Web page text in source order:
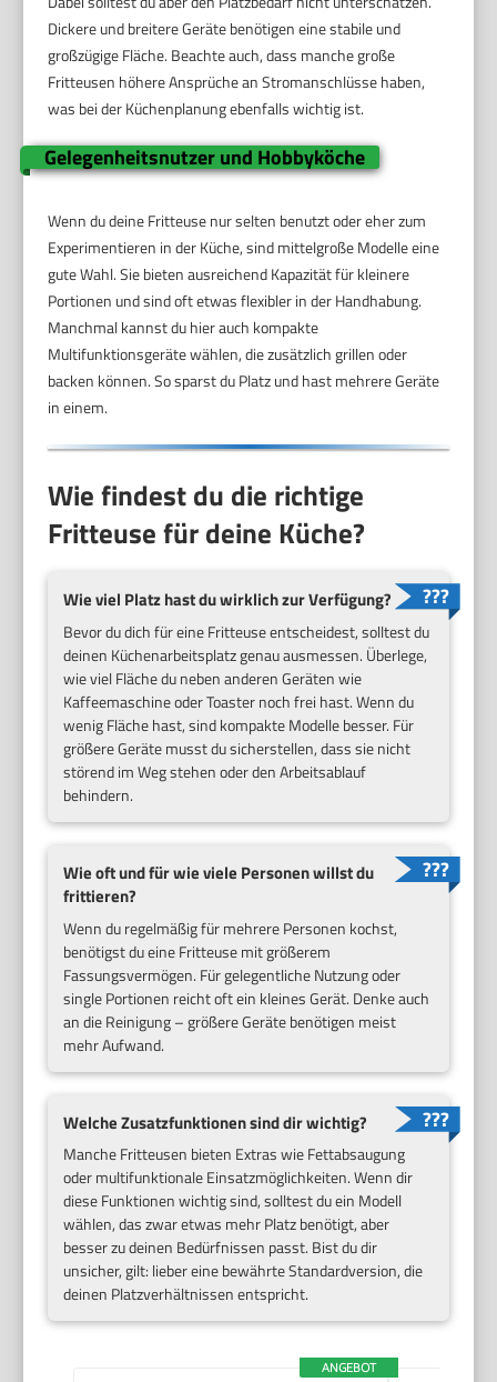
Dickere und breitere Geräte benötigen eine stabile und
großzügige Fläche. Beachte auch, dass manche große
Fritteusen höhere Ansprüche an Stromanschlüsse haben,
was bei der Küchenplanung ebenfalls wichtig ist.
Gelegenheitsnutzer und Hobbyköche
Wenn du deine Fritteuse nur selten benutzt oder eher zum
Experimentieren in der Küche, sind mittelgroße Modelle eine
gute Wahl. Sie bieten ausreichend Kapazität für kleinere
Portionen und sind oft etwas flexibler in der Handhabung.
Manchmal kannst du hier auch kompakte
Multifunktionsgeräte wählen, die zusätzlich grillen oder
backen können. So sparst du Platz und hast mehrere Geräte
in einem.
Wie findest du die richtige
Fritteuse für deine Küche?
Wie viel Platz hast du wirklich zur Verfügung?
Bevor du dich für eine Fritteuse entscheidest, solltest du
deinen Küchenarbeitsplatz genau ausmessen. Überlege,
wie viel Fläche du neben anderen Geräten wie
Kaffeemaschine oder Toaster noch frei hast. Wenn du
wenig Fläche hast, sind kompakte Modelle besser. Für
größere Geräte musst du sicherstellen, dass sie nicht
störend im Weg stehen oder den Arbeitsablauf
behindern.
Wie oft und für wie viele Personen willst du
frittieren?
Wenn du regelmäßig für mehrere Personen kochst,
benötigst du eine Fritteuse mit größerem
Fassungsvermögen. Für gelegentliche Nutzung oder
single Portionen reicht oft ein kleines Gerät. Denke auch
an die Reinigung – größere Geräte benötigen meist
mehr Aufwand.
Welche Zusatzfunktionen sind dir wichtig?
Manche Fritteusen bieten Extras wie Fettabsaugung
oder multifunktionale Einsatzmöglichkeiten. Wenn dir
diese Funktionen wichtig sind, solltest du ein Modell
wählen, das zwar etwas mehr Platz benötigt, aber
besser zu deinen Bedürfnissen passt. Bist du dir
unsicher, gilt: lieber eine bewährte Standardversion, die
deinen Platzverhältnissen entspricht.
ANGEBOT